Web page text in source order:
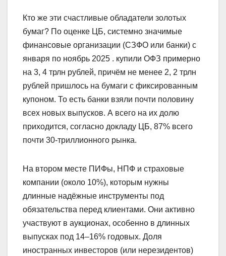
Кто же эти счастливые обладатели золотых
бумаг? По оценке ЦБ, системно значимые
финансовые организации (СЗФО или банки) с
января по ноябрь 2025 . купили ОФЗ примерно
на 3, 4 трлн рублей, причём не менее 2, 2 трлн
рублей пришлось на бумаги с фиксированным
купоном. То есть банки взяли почти половину
всех новых выпусков. А всего на их долю
приходится, согласно докладу ЦБ, 87% всего
почти 30‑триллионного рынка.
На втором месте ПИФы, НПФ и страховые
компании (около 10%), которым нужны
длинные надёжные инструменты под
обязательства перед клиентами. Они активно
участвуют в аукционах, особенно в длинных
выпусках под 14–16% годовых. Доля
иностранных инвесторов (или нерезидентов)